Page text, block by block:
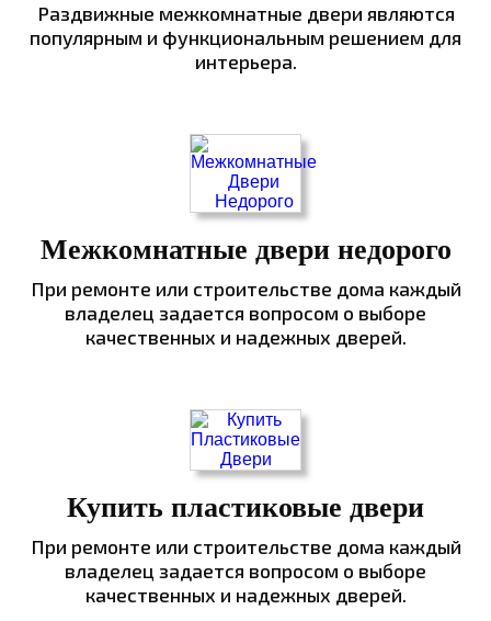
Раздвижные межкомнатные двери являются
популярным и функциональным решением для
интерьера.
Межкомнатные двери недорого
При ремонте или строительстве дома каждый
владелец задается вопросом о выборе
качественных и надежных дверей.
Купить пластиковые двери
При ремонте или строительстве дома каждый
владелец задается вопросом о выборе
качественных и надежных дверей.